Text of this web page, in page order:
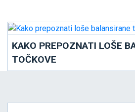
KAKO PREPOZNATI LOŠE
TOČKOVE